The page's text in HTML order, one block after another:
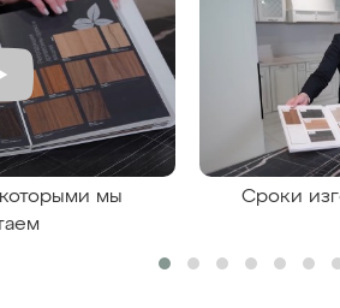
мы
Сроки